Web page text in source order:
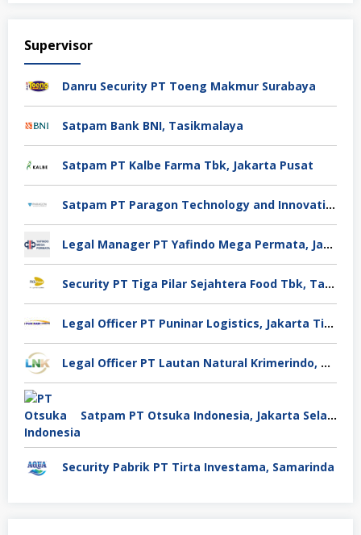
Supervisor
Danru Security PT Toeng Makmur Surabaya
Satpam Bank BNI, Tasikmalaya
Satpam PT Kalbe Farma Tbk, Jakarta Pusat
Satpam PT Paragon Technology and Innovation Jakarta
Legal Manager PT Yafindo Mega Permata, Jakarta Barat
Security PT Tiga Pilar Sejahtera Food Tbk, Tangerang
Legal Officer PT Puninar Logistics, Jakarta Timur
Legal Officer PT Lautan Natural Krimerindo, Mojokerto
Satpam PT Otsuka Indonesia, Jakarta Selatan
Security Pabrik PT Tirta Investama, Samarinda